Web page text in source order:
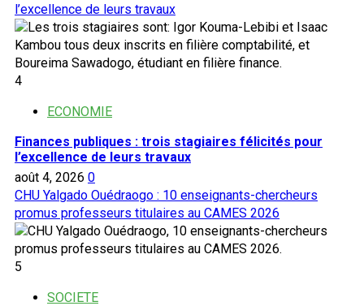
l’excellence de leurs travaux
4
ECONOMIE
Finances publiques : trois stagiaires félicités pour
l’excellence de leurs travaux
août 4, 2026 0
CHU Yalgado Ouédraogo : 10 enseignants-chercheurs
promus professeurs titulaires au CAMES 2026
5
SOCIETE